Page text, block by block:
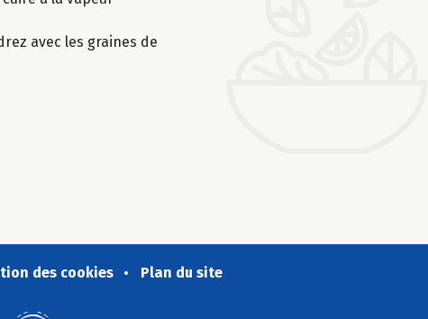
avec les graines de
des cookies Plan du site